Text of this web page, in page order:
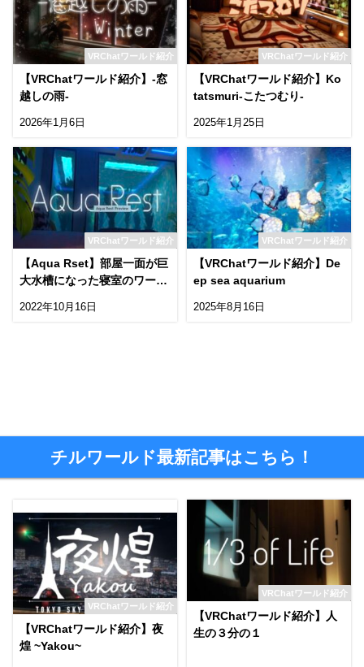
VRChatワールド紹介
【VRChatワールド紹介】-窓
越しの雨-
2026年1月6日
VRChatワールド紹介
【VRChatワールド紹介】Ko
tatsmuri-こたつむり-
2025年1月25日
VRChatワールド紹介
【Aqua Rset】部屋一面が巨
大水槽になった寝室のワール
2022年10月16日
VRChatワールド紹介
【VRChatワールド紹介】De
ep sea aquarium
2025年8月16日
チルワールド最新記事はこちら！
VRChatワールド紹介
【VRChatワールド紹介】夜
煌 ~Yakou~
VRChatワールド紹介
【VRChatワールド紹介】人
生の３分の１